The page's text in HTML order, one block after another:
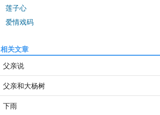
莲子心
爱情戏码
相关文章
父亲说
父亲和大杨树
下雨